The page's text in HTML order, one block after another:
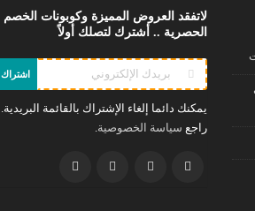
لاتفقد العروض المميزة وكوبونات الخصم
الحصرية .. أشترك لتصلك أولاً
اشتراك
يمكنك دائما إلغاء الإشتراك بالقائمة البريدية.
راجع سياسة الخصوصية.